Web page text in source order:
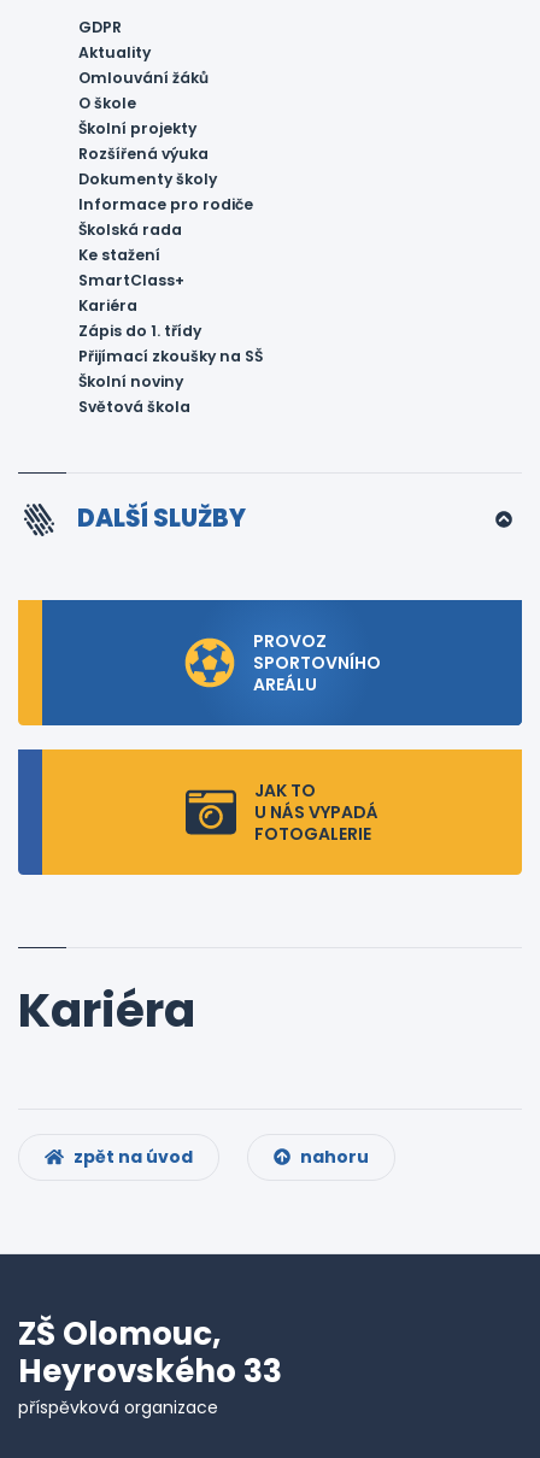
GDPR
Aktuality
Omlouvání žáků
O škole
Školní projekty
Rozšířená výuka
Dokumenty školy
Informace pro rodiče
Školská rada
Ke stažení
SmartClass+
Kariéra
Zápis do 1. třídy
Přijímací zkoušky na SŠ
Školní noviny
Světová škola
DALŠÍ SLUŽBY
PROVOZ
SPORTOVNÍHO
AREÁLU
JAK TO
U NÁS VYPADÁ
FOTOGALERIE
Kariéra
zpět na úvod nahoru
ZŠ Olomouc,
Heyrovského 33
příspěvková organizace